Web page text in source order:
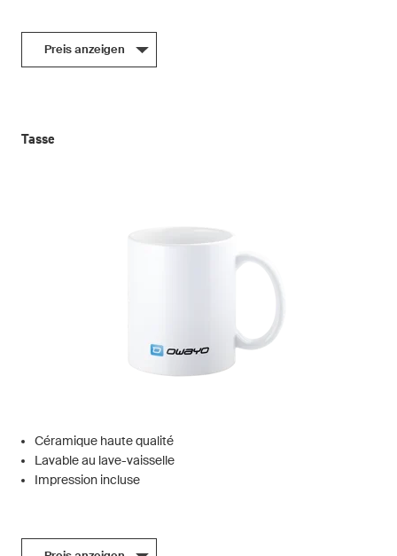
Preis anzeigen
Tasse
Céramique haute qualité
Lavable au lave-vaisselle
Impression incluse